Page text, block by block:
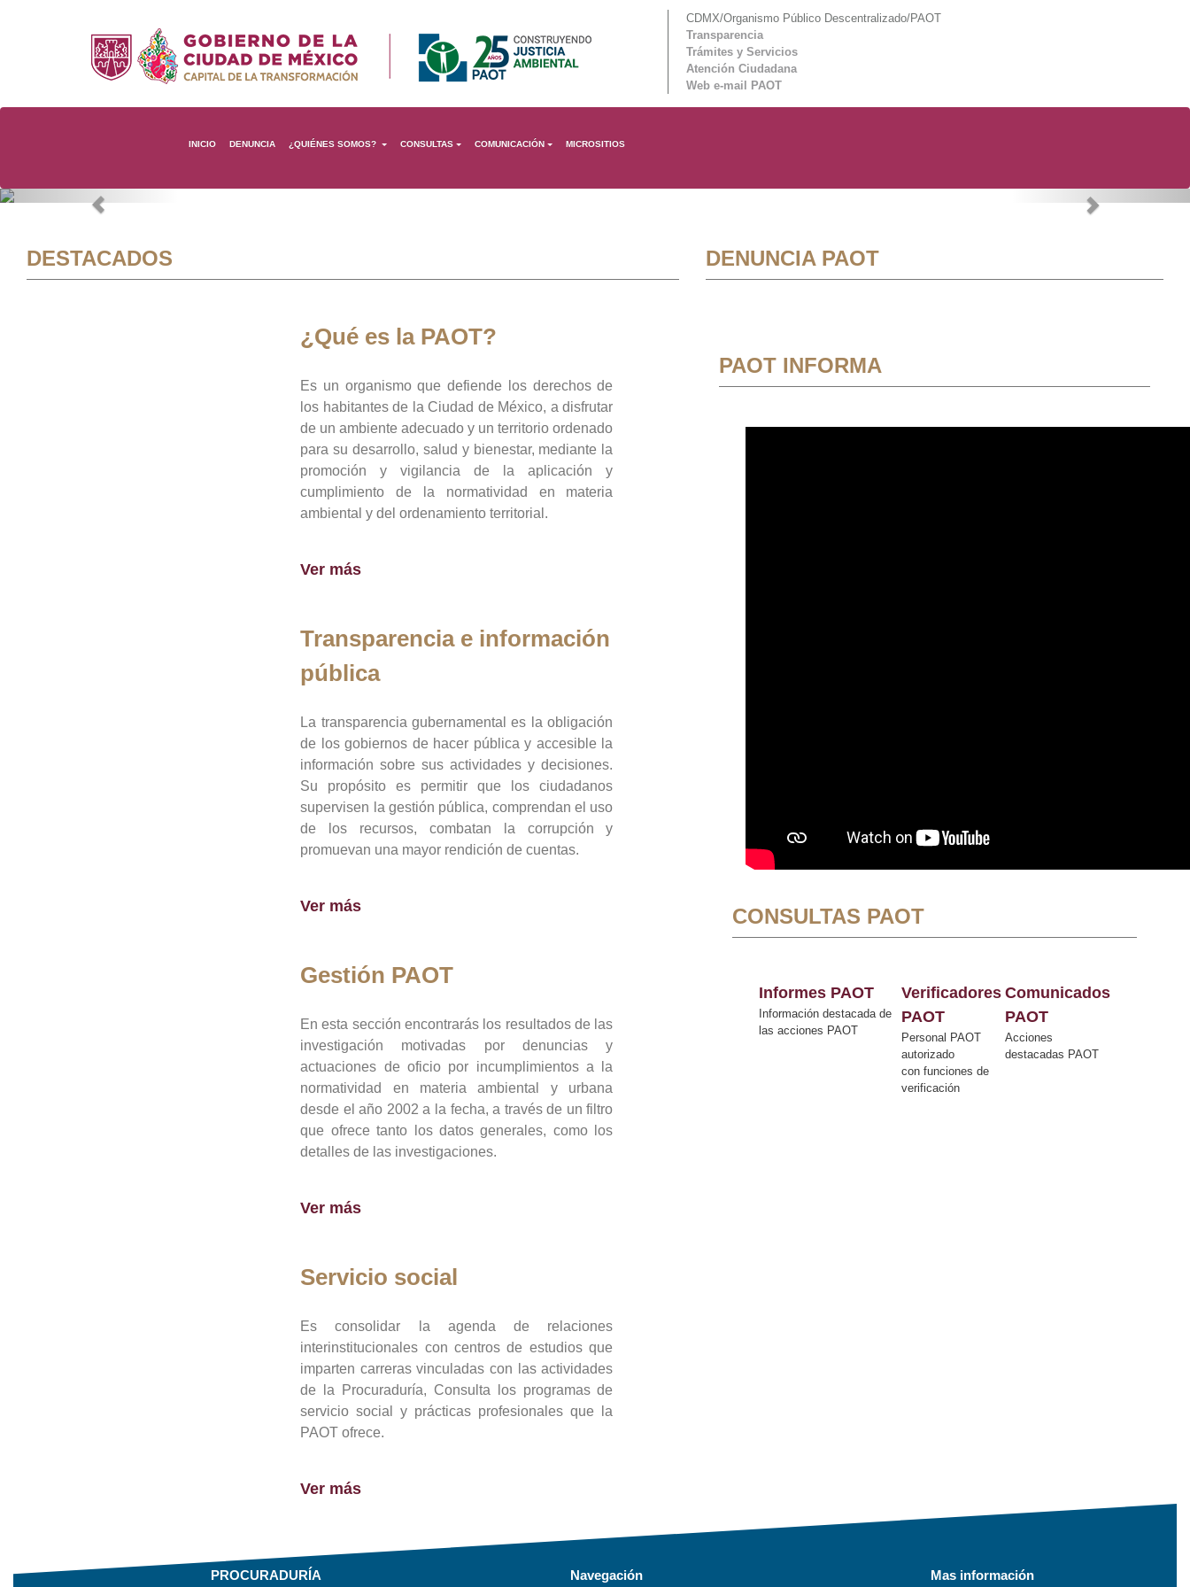
CDMX/Organismo Público Descentralizado/PAOT
Transparencia
Trámites y Servicios
Atención Ciudadana
Web e-mail PAOT
INICIO DENUNCIA ¿QUIÉNES SOMOS? CONSULTAS COMUNICACIÓN MICROSITIOS
Previous Next
DESTACADOS
¿Qué es la PAOT?
Es un organismo que defiende los derechos de
los habitantes de la Ciudad de México, a disfrutar
de un ambiente adecuado y un territorio ordenado
para su desarrollo, salud y bienestar, mediante la
promoción y vigilancia de la aplicación y
cumplimiento de la normatividad en materia
ambiental y del ordenamiento territorial.
Ver más
Transparencia e información
pública
La transparencia gubernamental es la obligación
de los gobiernos de hacer pública y accesible la
información sobre sus actividades y decisiones.
Su propósito es permitir que los ciudadanos
supervisen la gestión pública, comprendan el uso
de los recursos, combatan la corrupción y
promuevan una mayor rendición de cuentas.
Ver más
Gestión PAOT
En esta sección encontrarás los resultados de las
investigación motivadas por denuncias y
actuaciones de oficio por incumplimientos a la
normatividad en materia ambiental y urbana
desde el año 2002 a la fecha, a través de un filtro
que ofrece tanto los datos generales, como los
detalles de las investigaciones.
Ver más
Servicio social
Es consolidar la agenda de relaciones
interinstitucionales con centros de estudios que
imparten carreras vinculadas con las actividades
de la Procuraduría, Consulta los programas de
servicio social y prácticas profesionales que la
PAOT ofrece.
Ver más
DENUNCIA PAOT
PAOT INFORMA
CONSULTAS PAOT
Informes PAOT
Información destacada de
las acciones PAOT
Verificadores
PAOT
Personal PAOT
autorizado
con funciones de
verificación
Comunicados
PAOT
Acciones
destacadas PAOT
PROCURADURÍA Navegación Mas información